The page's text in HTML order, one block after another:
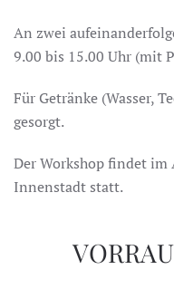
An zwei
9.00 bis 15.00 Uhr (mit
Für Getränke (Wasser,
gesorgt.
Der Workshop findet
Innenstadt statt.